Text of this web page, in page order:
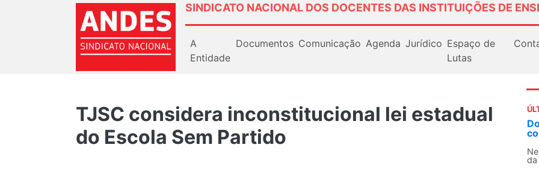
SINDICATO NACIONAL DOS DOCENTES DAS INSTITUIÇÕES DE
A
Entidade
Documentos Comunicação Agenda Jurídico Espaço de
Lutas
TJSC considera inconstitucional lei estadual
do Escola Sem Partido
Docentes paralisam novamente as
contra as políticas de Milei na
Nessa segunda-feira (3), sindicatos de
da educação superior e básica da